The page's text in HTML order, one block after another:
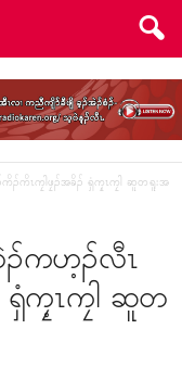
ၣ်ကိၤကၠါဖၠၣ်အခိၣ် ရှံကၠ့ၤကၠါ ဆူတရူးအ
ကဟ့ၣ်လီၤ
ရှံကၠ့ၤကၠါ ဆူတ